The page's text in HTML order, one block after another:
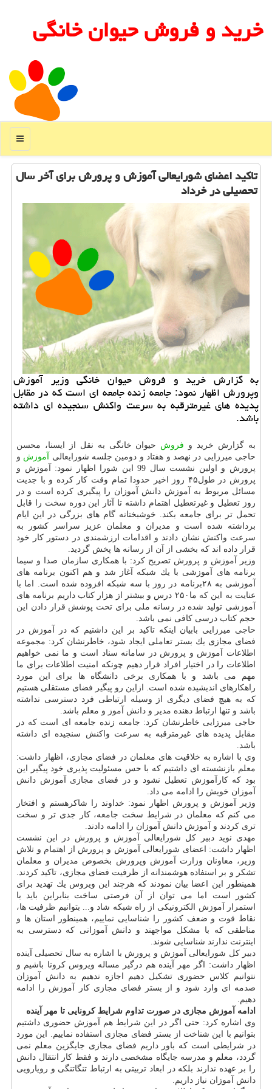
خرید و فروش حیوان خانگی
منو
تاكید اعضای شورایعالی آموزش و پرورش برای آخر سال
تحصیلی در خرداد
به گزارش خرید و فروش حیوان خانگی وزیر آموزش
وپرورش اظهار نمود: جامعه زنده جامعه ای است كه در مقابل
پدیده های غیرمترقبه به سرعت واكنش سنجیده ای داشته
باشد.
به گزارش خرید و فروش حیوان خانگی به نقل از ایسنا، محسن
حاجی میرزایی در نهصد و هفتاد و دومین جلسه شورایعالی آموزش و
پرورش و اولین نشست سال 99 این شورا اظهار نمود: آموزش و
پرورش در طول۴۵ روز اخیر حدودا تمام وقت كار كرده و با جدیت
مسائل مربوط به آموزش دانش آموزان را پیگیری كرده است و در
روز تعطیل و غیرتعطیل اهتمام داشته تا آثار این دوره سخت را قابل
تحمل تر برای جامعه بكند. خوشبختانه گام های بزرگی در این ایام
برداشته شده است و مدیران و معلمان عزیز سراسر كشور به
سرعت واكنش نشان دادند و اقدامات ارزشمندی در دستور كار خود
قرار داده اند كه بخشی از آن از رسانه ها پخش گردید.
وزیر آموزش و پرورش تصریح كرد: با همكاری سازمان صدا و سیما
برنامه های آموزشی با یك شبكه آغاز شد و هم اكنون برنامه های
آموزشی به ۲۸برنامه در روز با سه شبكه افزوده شده است. اما با
عنایت به این كه ما۲۵۰ درس و بیشتر از هزار كتاب داریم برنامه های
آموزشی تولید شده در رسانه ملی برای تحت پوشش قرار دادن این
حجم كتاب درسی كافی نمی باشد.
حاجی میرزایی بابیان اینكه تاكید بر این داشتیم كه در آموزش در
فضای مجازی یك بستر تعاملی ایجاد شود، خاطرنشان كرد: مجموعه
اطلاعات آموزش و پرورش در سامانه سناد است و ما نمی خواهیم
اطلاعات را در اختیار افراد قرار دهیم چونكه امنیت اطلاعات برای ما
مهم می باشد و با همكاری برخی دانشگاه ها برای این مورد
راهكارهای اندیشیده شده است. ازاین رو پیگیر فضای مستقلی هستیم
كه به هیچ فضای دیگری از وسیله ارتباطی فرد دسترسی نداشته
باشد و تنها ارتباط دهنده مدیر و دانش آموز و معلم باشد.
حاجی میرزایی خاطرنشان كرد: جامعه زنده جامعه ای است كه در
مقابل پدیده های غیرمترقبه به سرعت واكنش سنجیده ای داشته
باشد.
وی با اشاره به خلاقیت های معلمان در فضای مجازی، اظهار داشت:
معلم بازنشسته ای داشتیم كه با حس مسئولیت پذیری خود پیگیر این
بود كه كارآموزش تعطیل نشود و در فضای مجازی آموزش دانش
آموزان خویش را ادامه می داد.
وزیر آموزش و پرورش اظهار نمود: خداوند را شاكرهستم و افتخار
می كنم كه معلمان در شرایط سخت جامعه، كار جدی تر و سخت
تری كردند و آموزش دانش آموزان را ادامه دادند.
مهدی نوید دبیر كل شورایعالی آموزش و پرورش در این نشست
اظهار داشت: اعضای شورایعالی آموزش و پرورش از اهتمام و تلاش
وزیر، معاونان وزارت آموزش وپرورش بخصوص مدیران و معلمان
تشكر و بر استفاده هوشمندانه از ظرفیت فضای مجازی، تاكید كردند.
همینطور این اعضا بیان نمودند كه هرچند این ویروس یك تهدید برای
كشور است اما می توان از آن فرصتی ساخت بنابراین باید با
استمرار آموزش الكترونیكی از راه شبكه شاد و... بتوانیم ظرفیت ها،
نقاط قوت و ضعف كشور را شناسایی نماییم، همینطور استان ها و
مناطقی كه با مشكل مواجهند و دانش آموزانی كه دسترسی به
اینترنت ندارند شناسایی شوند.
دبیر كل شورایعالی آموزش و پرورش با اشاره به سال تحصیلی آینده
اظهار داشت: اگر مهر آینده هم درگیر مساله ویروس كرونا باشیم و
نتوانیم كلاس حضوری تشكیل دهیم اجازه ندهیم به دانش آموزان
صدمه ای وارد شود و از بستر فضای مجازی كار آموزش را ادامه
دهیم.
ادامه آموزش مجازی در صورت تداوم شرایط كرونایی تا مهر آینده
وی اشاره كرد: حتی اگر در این شرایط هم آموزش حضوری داشتیم
بتوانیم با این شناخت از بستر فضای مجازی استفاده نماییم. این مورد
در شرایطی است كه باور داریم فضای مجازی جایگزین معلم نمی
گردد، معلم و مدرسه جایگاه مشخصی دارند و فقط كار انتقال دانش
را بر عهده ندارند بلكه در ابعاد تربیتی به ارتباط تنگاتنگی و رویارویی
دانش آموزان نیاز داریم.